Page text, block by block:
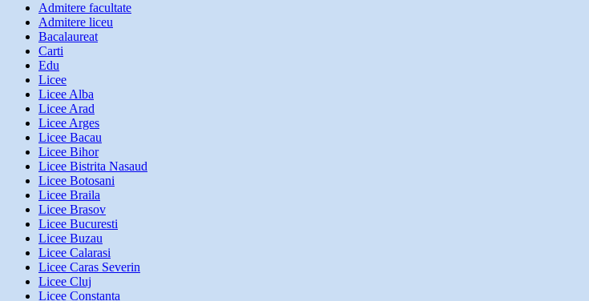
Admitere facultate
Admitere liceu
Bacalaureat
Carti
Edu
Licee
Licee Alba
Licee Arad
Licee Arges
Licee Bacau
Licee Bihor
Licee Bistrita Nasaud
Licee Botosani
Licee Braila
Licee Brasov
Licee Bucuresti
Licee Buzau
Licee Calarasi
Licee Caras Severin
Licee Cluj
Licee Constanta